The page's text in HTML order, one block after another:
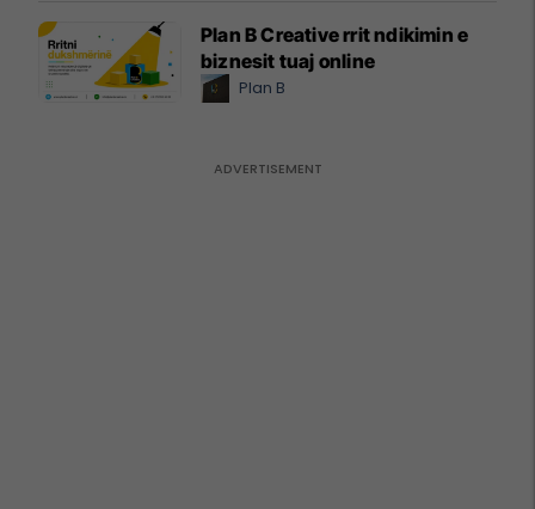
Plan B Creative rrit ndikimin e
biznesit tuaj online
Plan B